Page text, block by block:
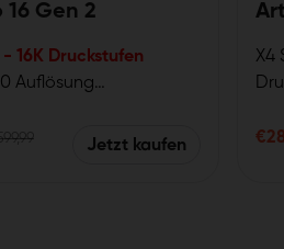
Gen 2
16K Druckstufen
Auflösung
Award 2023
Jetzt kaufen
X4